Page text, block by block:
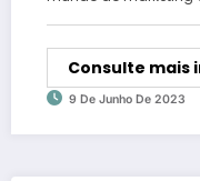
Consulte mais
9 De Junho De 2023